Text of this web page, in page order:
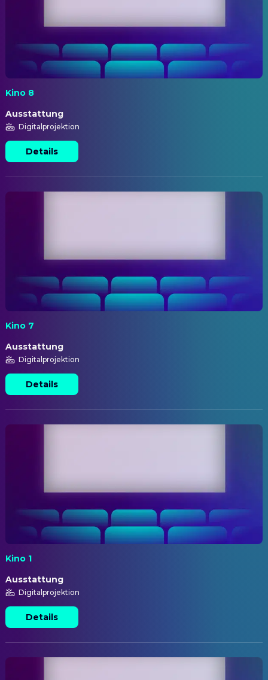
Kino 8
Ausstattung
Digitalprojektion
Details
Kino 7
Ausstattung
Digitalprojektion
Details
Kino 1
Ausstattung
Digitalprojektion
Details